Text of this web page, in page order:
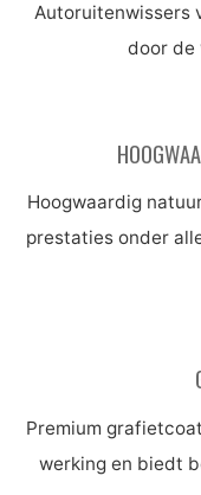
Autoruitenwissers
door de
Hoogwaardig
prestaties onder
Premium
werking en biedt